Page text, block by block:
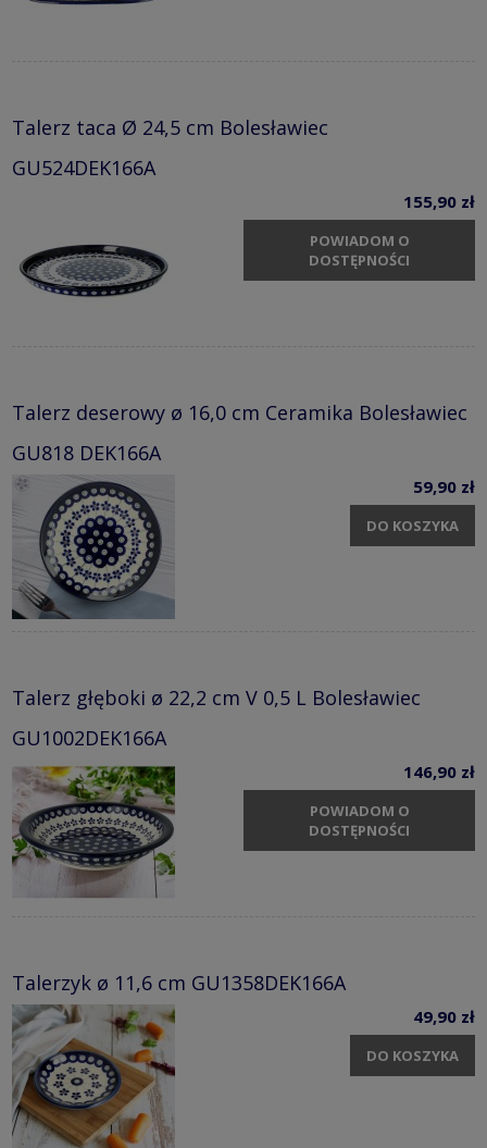
Talerz taca Ø 24,5 cm Bolesławiec
GU524DEK166A
155,90 zł
POWIADOM O
DOSTĘPNOŚCI
Talerz deserowy ø 16,0 cm Ceramika Bolesławiec
GU818 DEK166A
59,90 zł
DO KOSZYKA
Talerz głęboki ø 22,2 cm V 0,5 L Bolesławiec
GU1002DEK166A
146,90 zł
POWIADOM O
DOSTĘPNOŚCI
Talerzyk ø 11,6 cm GU1358DEK166A
49,90 zł
DO KOSZYKA